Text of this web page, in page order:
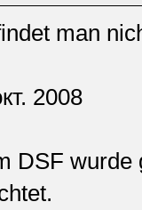
man
2008
DSF wurde